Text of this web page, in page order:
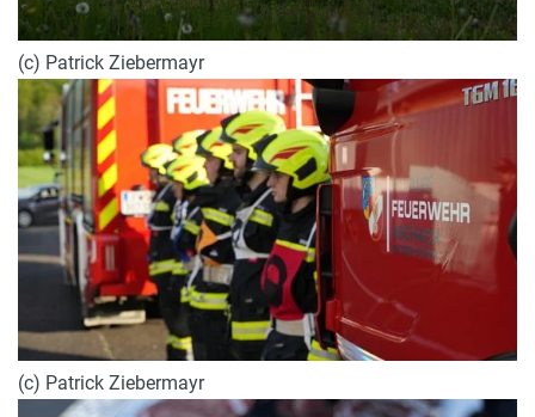
(c) Patrick Ziebermayr
(c) Patrick Ziebermayr